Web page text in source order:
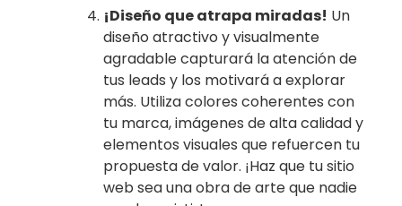
¡Diseño que atrapa miradas! Un
diseño atractivo y visualmente
agradable capturará la atención de
tus leads y los motivará a explorar
más. Utiliza colores coherentes con
tu marca, imágenes de alta calidad y
elementos visuales que refuercen tu
propuesta de valor. ¡Haz que tu sitio
web sea una obra de arte que nadie